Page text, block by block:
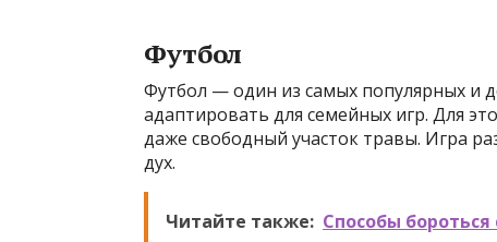
Футбол
Футбол — один из самых популярных и
адаптировать для семейных игр. Для
даже свободный участок травы. Игра
дух.
Читайте также: Способы